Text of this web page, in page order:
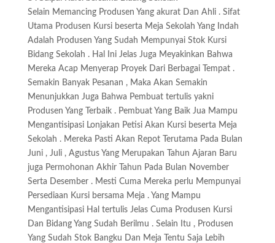
Selain Memancing Produsen Yang akurat Dan Ahli . Sifat
Utama Produsen Kursi beserta Meja Sekolah Yang Indah
Adalah Produsen Yang Sudah Mempunyai Stok Kursi
Bidang Sekolah . Hal Ini Jelas Juga Meyakinkan Bahwa
Mereka Acap Menyerap Proyek Dari Berbagai Tempat .
Semakin Banyak Pesanan , Maka Akan Semakin
Menunjukkan Juga Bahwa Pembuat tertulis yakni
Produsen Yang Terbaik . Pembuat Yang Baik Jua Mampu
Mengantisipasi Lonjakan Petisi Akan Kursi beserta Meja
Sekolah . Mereka Pasti Akan Repot Terutama Pada Bulan
Juni , Juli , Agustus Yang Merupakan Tahun Ajaran Baru
juga Permohonan Akhir Tahun Pada Bulan November
Serta Desember . Mesti Cuma Mereka perlu Mempunyai
Persediaan Kursi bersama Meja . Yang Mampu
Mengantisipasi Hal tertulis Jelas Cuma Produsen Kursi
Dan Bidang Yang Sudah Berilmu . Selain Itu , Produsen
Yang Sudah Stok Bangku Dan Meja Tentu Saja Lebih